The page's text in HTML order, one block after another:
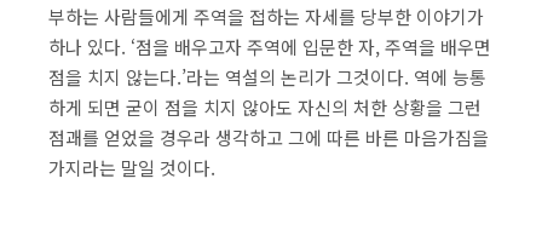
부하는 사람들에게 주역을 접하는 자세를 당부한 이야기가
하나 있다. ‘점을 배우고자 주역에 입문한 자, 주역을 배우면
점을 치지 않는다.’라는 역설의 논리가 그것이다. 역에 능통
하게 되면 굳이 점을 치지 않아도 자신의 처한 상황을 그런
점괘를 얻었을 경우라 생각하고 그에 따른 바른 마음가짐을
가지라는 말일 것이다.